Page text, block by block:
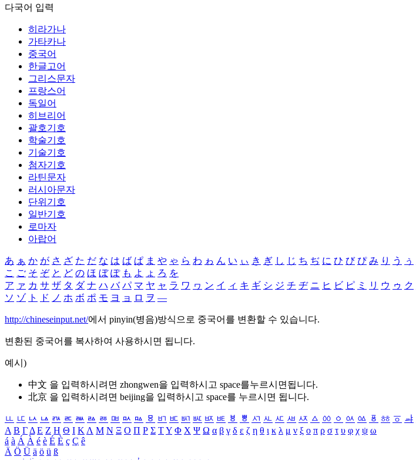
다국어 입력
히라가나
가타카나
중국어
한글고어
그리스문자
프랑스어
독일어
히브리어
괄호기호
학술기호
기술기호
첨자기호
라틴문자
러시아문자
단위기호
일반기호
로마자
아랍어
あ ぁ か が さ ざ た だ な は ば ぱ ま や ゃ ら わ ゎ ん い ぃ き ぎ し じ ち ぢ に ひ び ぴ み り う ぅ
こ ご そ ぞ と ど の ほ ぼ ぽ も よ ょ ろ を
ア ァ カ サ ザ タ ダ ナ ハ バ パ マ ヤ ャ ラ ワ ヮ ン イ ィ キ ギ シ ジ チ ヂ ニ ヒ ビ ピ ミ リ ウ ゥ ク
ソ ゾ ト ド ノ ホ ボ ポ モ ヨ ョ ロ ヲ ―
http://chineseinput.net/에서 pinyin(병음)방식으로 중국어를 변환할 수 있습니다.
변환된 중국어를 복사하여 사용하시면 됩니다.
예시)
中文 을 입력하시려면 zhongwen을 입력하시고 space를누르시면됩니다.
北京 을 입력하시려면 beijing을 입력하시고 space를 누르시면 됩니다.
ㅥ ㅦ ㅧ ㅨ ㅩ ㅪ ㅫ ㅬ ㅭ ㅮ ㅯ ㅰ ㅱ ㅲ ㅳ ㅴ ㅵ ㅶ ㅷ ㅸ ㅹ ㅺ ㅻ ㅼ ㅽ ㅾ ㅿ ㆀ ㆁ ㆂ ㆃ ㆄ ㆅ ㆆ ㆇ
Α Β ΓΔ Ε Ζ Η Θ Ι ΚΛ Μ Ν Ξ Ο Π Ρ Σ ΤΥ Φ Χ Ψ Ω α β γ δ ε ζ η θ ι κ λ μ ν ξ ο π ρ σ τ υ φ χ ψ ω
á à Á À é è É È ç Ç ê
Ä Ö Ü ä ö ü ß